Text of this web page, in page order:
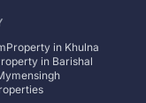
Property in Khulna
in Barishal